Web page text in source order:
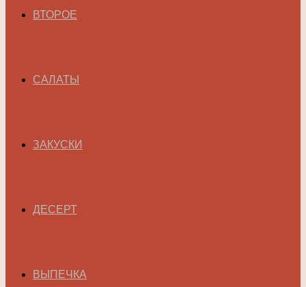
ВТОРОЕ
САЛАТЫ
ЗАКУСКИ
ДЕСЕРТ
ВЫПЕЧКА